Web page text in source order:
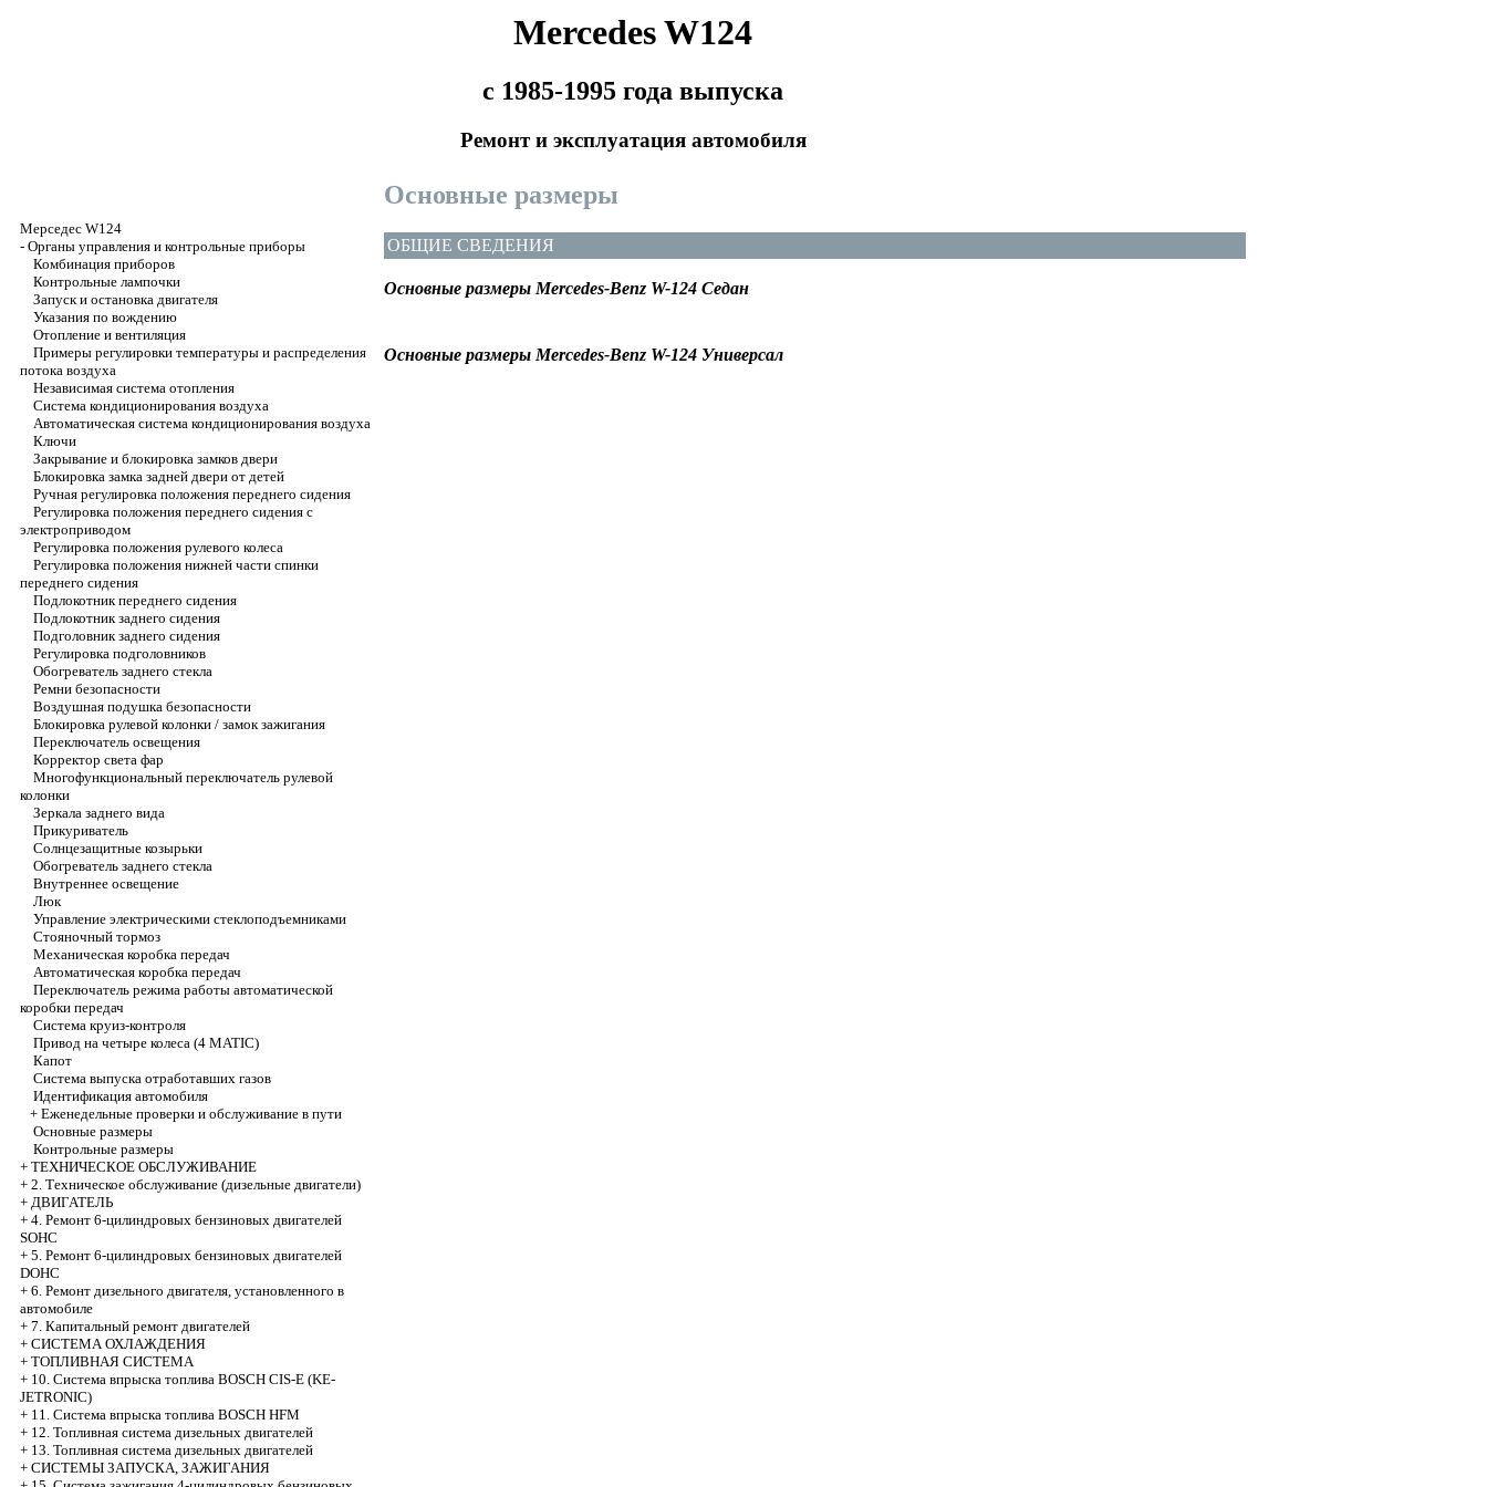
Mercedes W124
с 1985-1995 года выпуска
Ремонт и эксплуатация автомобиля
Мерседес W124
- Органы управления и контрольные приборы
Комбинация приборов
Контрольные лампочки
Запуск и остановка двигателя
Указания по вождению
Отопление и вентиляция
Примеры регулировки температуры и распределения
потока воздуха
Независимая система отопления
Система кондиционирования воздуха
Автоматическая система кондиционирования воздуха
Ключи
Закрывание и блокировка замков двери
Блокировка замка задней двери от детей
Ручная регулировка положения переднего сидения
Регулировка положения переднего сидения с
электроприводом
Регулировка положения рулевого колеса
Регулировка положения нижней части спинки
переднего сидения
Подлокотник переднего сидения
Подлокотник заднего сидения
Подголовник заднего сидения
Регулировка подголовников
Обогреватель заднего стекла
Ремни безопасности
Воздушная подушка безопасности
Блокировка рулевой колонки / замок зажигания
Переключатель освещения
Корректор света фар
Многофункциональный переключатель рулевой
колонки
Зеркала заднего вида
Прикуриватель
Солнцезащитные козырьки
Обогреватель заднего стекла
Внутреннее освещение
Люк
Управление электрическими стеклоподъемниками
Стояночный тормоз
Механическая коробка передач
Автоматическая коробка передач
Переключатель режима работы автоматической
коробки передач
Система круиз-контроля
Привод на четыре колеса (4 MATIC)
Капот
Система выпуска отработавших газов
Идентификация автомобиля
+ Еженедельные проверки и обслуживание в пути
Основные размеры
Контрольные размеры
+ ТЕХНИЧЕСКОЕ ОБСЛУЖИВАНИЕ
+ 2. Техническое обслуживание (дизельные двигатели)
+ ДВИГАТЕЛЬ
+ 4. Ремонт 6-цилиндровых бензиновых двигателей
SOHC
+ 5. Ремонт 6-цилиндровых бензиновых двигателей
DOHC
+ 6. Ремонт дизельного двигателя, установленного в
автомобиле
+ 7. Капитальный ремонт двигателей
+ СИСТЕМА ОХЛАЖДЕНИЯ
+ ТОПЛИВНАЯ СИСТЕМА
+ 10. Система впрыска топлива BOSCH CIS-E (KE-
JETRONIC)
+ 11. Система впрыска топлива BOSCH HFM
+ 12. Топливная система дизельных двигателей
+ 13. Топливная система дизельных двигателей
+ СИСТЕМЫ ЗАПУСКА, ЗАЖИГАНИЯ
Основные размеры
ОБЩИЕ СВЕДЕНИЯ
Основные размеры Mercedes-Benz W-124 Седан
Основные размеры Mercedes-Benz W-124 Универсал